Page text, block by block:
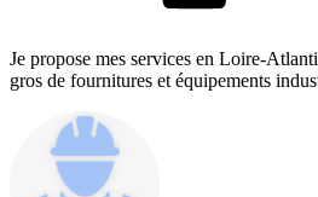
Je propose mes services en Loire-
gros de fournitures et équipements